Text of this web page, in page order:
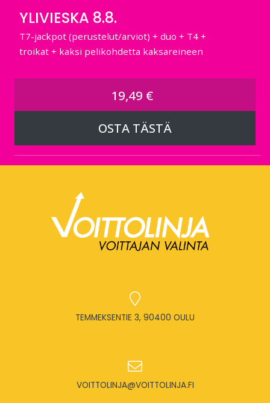
YLIVIESKA 8.8.
T7-jackpot (perustelut/arviot) + duo + T4 +
troikat + kaksi pelikohdetta kaksareineen
19,49 €
OSTA TÄSTÄ
TEMMEKSENTIE 3, 90400 OULU
VOITTOLINJA@VOITTOLINJA.FI